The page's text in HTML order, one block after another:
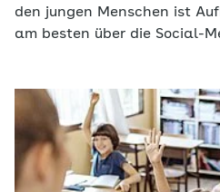
den jungen Menschen ist
am besten über die Social-